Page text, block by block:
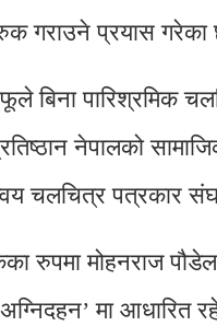
गराउने प्रयास गरेका
बिना पारिश्रमिक
नेपालको
चलचित्र पत्रकार
रुपमा मोहनराज
मा आधारित